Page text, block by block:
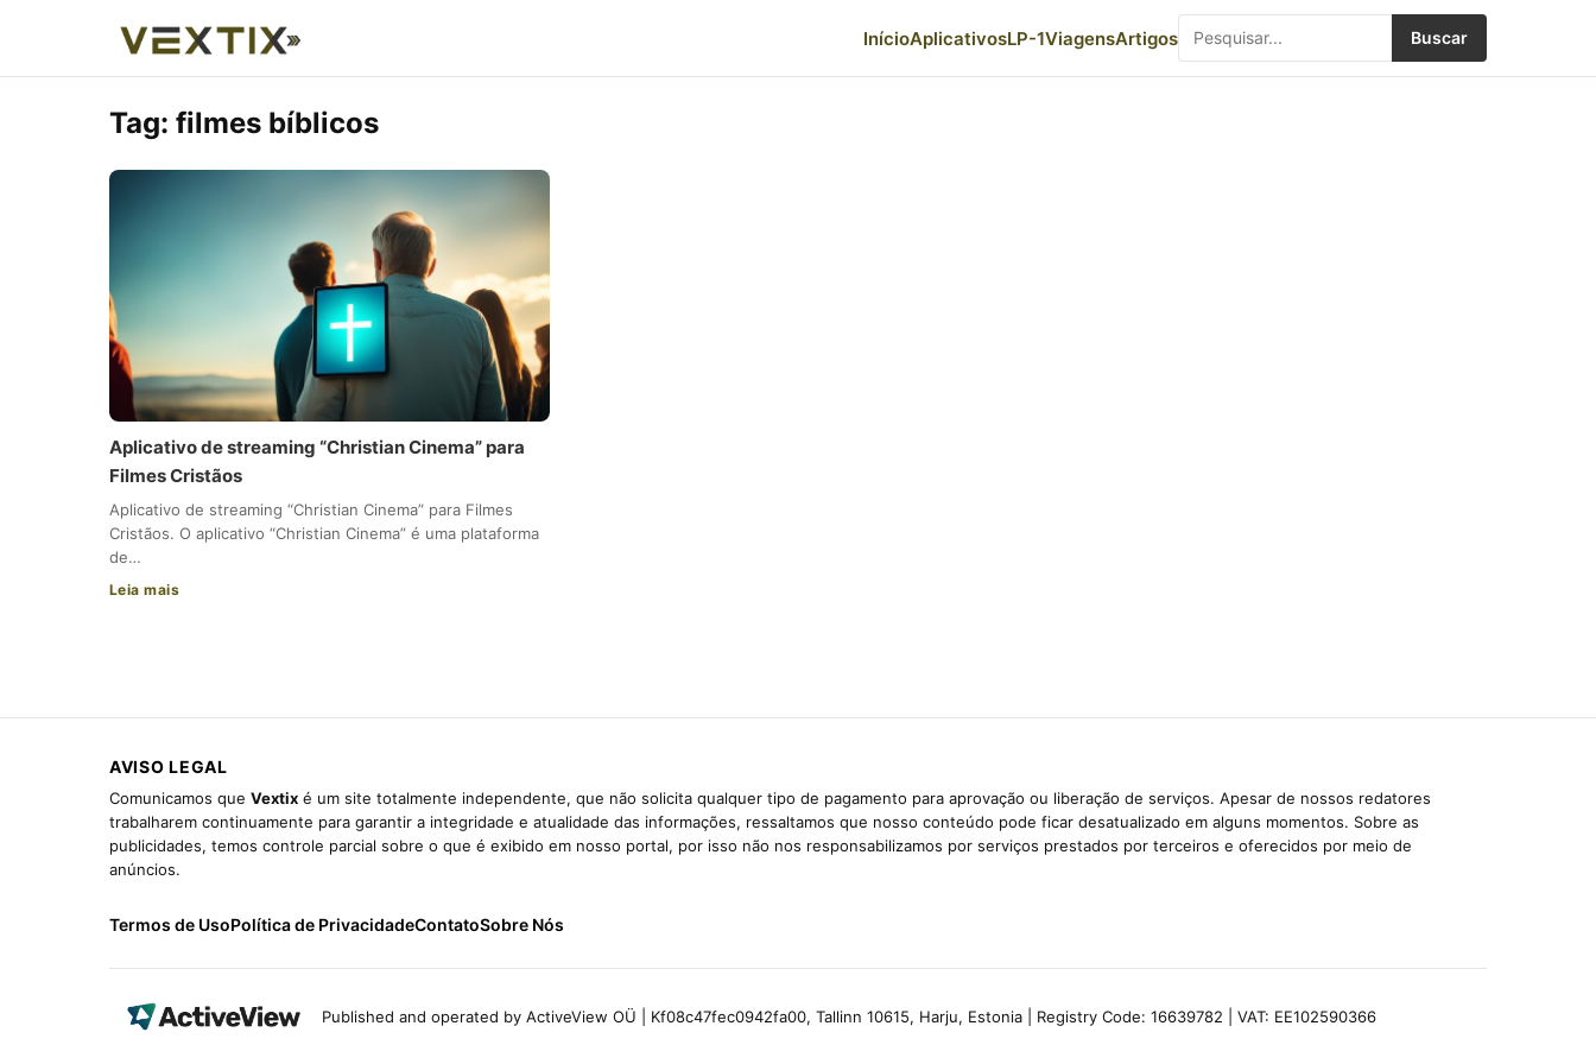
InícioAplicativosLP-1ViagensArtigos Buscar
Tag: filmes bíblicos
Aplicativo de streaming “Christian Cinema” para
Filmes Cristãos
Aplicativo de streaming “Christian Cinema” para Filmes
Cristãos. O aplicativo “Christian Cinema” é uma plataforma
de…
Leia mais
AVISO LEGAL
Comunicamos que Vextix é um site totalmente independente, que não solicita qualquer tipo de pagamento para aprovação ou liberação de serviços. Apesar de nossos redatores
trabalharem continuamente para garantir a integridade e atualidade das informações, ressaltamos que nosso conteúdo pode ficar desatualizado em alguns momentos. Sobre as
publicidades, temos controle parcial sobre o que é exibido em nosso portal, por isso não nos responsabilizamos por serviços prestados por terceiros e oferecidos por meio de
anúncios.
Termos de UsoPolítica de PrivacidadeContatoSobre Nós
Published and operated by ActiveView OÜ | Kf08c47fec0942fa00, Tallinn 10615, Harju, Estonia | Registry Code: 16639782 | VAT: EE102590366